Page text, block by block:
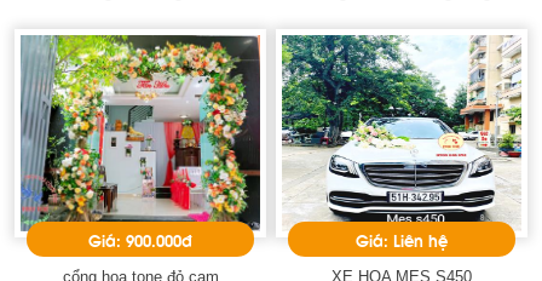
Giá: 900.000đ
cổng hoa tone đỏ cam
Giá: Liên hệ
XE HOA MES S450